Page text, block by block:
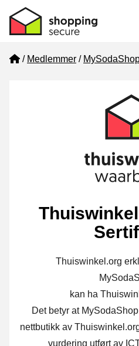
Home
Medlemmer
Thuiswinkel.org
kan ha
Det betyr at
nettbutikk av
vurdering utført av